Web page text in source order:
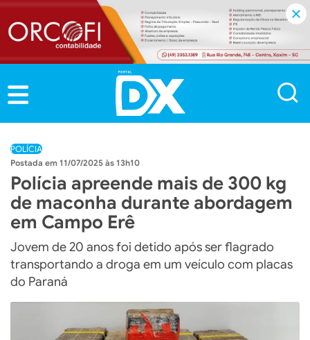
POLÍCIA
11/07/2025 às 13h10
Polícia apreende mais de 300 kg
de maconha durante abordagem
em Campo Erê
Jovem de 20 anos foi detido após ser flagrado
transportando a droga em um veículo com placas
do Paraná